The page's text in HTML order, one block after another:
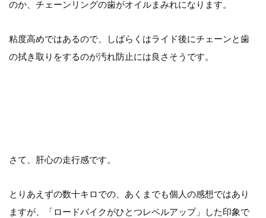
のか、チェーンリングの歯がオイルまみれになります。
粘度高めではあるので、しばらくはライド後にチェーンと歯
の拭き取りをするのが汚れ防止には良さそうです。
さて、肝心の走行感です。
とりあえずの数十キロでの、あくまでも個人の感想ではあり
ますが、「ロードバイクがひとつレベルアップ」した印象で